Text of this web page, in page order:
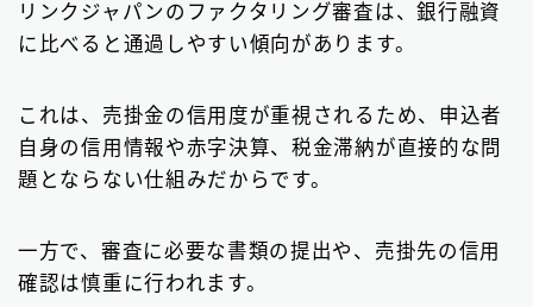
リンクジャパンのファクタリング審査は、銀行融資
に比べると通過しやすい傾向があります。
これは、売掛金の信用度が重視されるため、申込者
自身の信用情報や赤字決算、税金滞納が直接的な問
題とならない仕組みだからです。
一方で、審査に必要な書類の提出や、売掛先の信用
確認は慎重に行われます。